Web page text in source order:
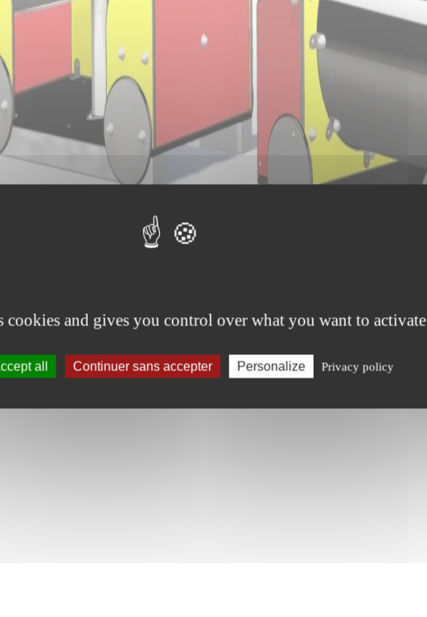
cookies and gives you control over what you want to activate
all Continuer sans accepter Personalize Privacy policy